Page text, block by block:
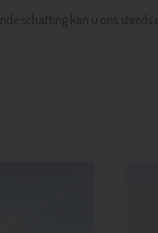
schatting kan u ons